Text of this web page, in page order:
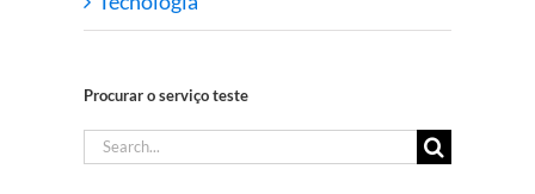
Procurar o serviço teste
Search